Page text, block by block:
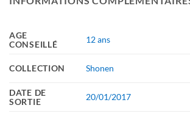
AGE
CONSEILLÉ
12 ans
COLLECTION Shonen
DATE DE
SORTIE
20/01/2017